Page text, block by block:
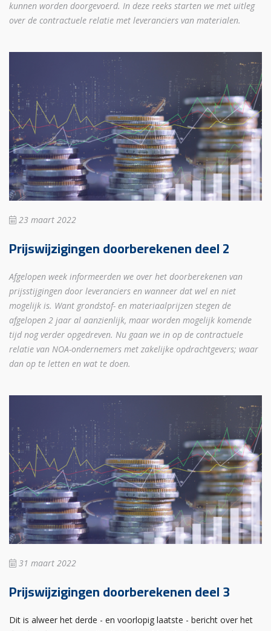
kunnen worden doorgevoerd. In deze reeks starten we met uitleg
over de contractuele relatie met leveranciers van materialen.
23 maart 2022
Prijswijzigingen doorberekenen deel 2
Afgelopen week informeerden we over het doorberekenen van
prijsstijgingen door leveranciers en wanneer dat wel en niet
mogelijk is. Want grondstof- en materiaalprijzen stegen de
afgelopen 2 jaar al aanzienlijk, maar worden mogelijk komende
tijd nog verder opgedreven. Nu gaan we in op de contractuele
relatie van NOA-ondernemers met zakelijke opdrachtgevers; waar
dan op te letten en wat te doen.
31 maart 2022
Prijswijzigingen doorberekenen deel 3
Dit is alweer het derde - en voorlopig laatste - bericht over het